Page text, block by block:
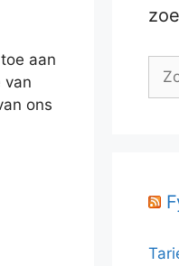
aan
van
ons
Zoek